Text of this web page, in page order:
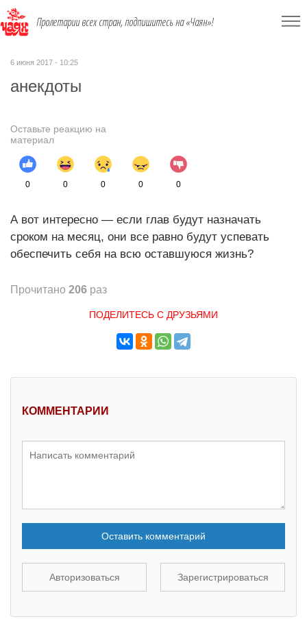
Пролетарии всех стран, подпишитесь на «Чаян»!
6 июня 2017 - 10:25
анекдоты
Оставьте реакцию на
материал
0 0 0 0 0
А вот интересно — если глав будут назначать
сроком на месяц, они все равно будут успевать
обеспечить себя на всю оставшуюся жизнь?
Прочитано 206 раз
ПОДЕЛИТЕСЬ С ДРУЗЬЯМИ
КОММЕНТАРИИ
Оставить комментарий
Авторизоваться Зарегистрироваться